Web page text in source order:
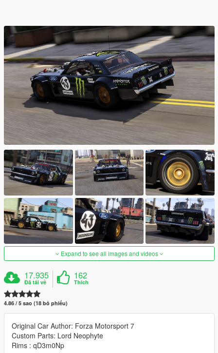
Expand to see all images and videos
17.935
Đã tải về
162
Thích
4.86 / 5 sao (18 bỏ phiếu)
Original Car Author: Forza Motorsport 7
Custom Parts: Lord Neophyte
Rims : qD3m0Np